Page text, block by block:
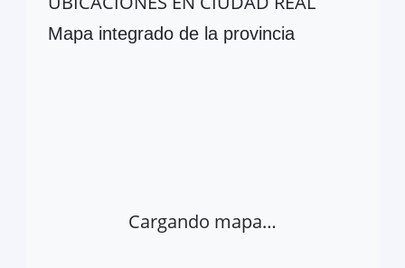
Mapa integrado de la provincia
Cargando mapa…